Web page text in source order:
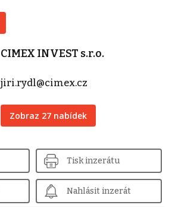
CIMEX INVEST s.r.o.
jiri.rydl@cimex.cz
Zobraz 27 nabídek
Tisk inzerátu
Nahlásit inzerát